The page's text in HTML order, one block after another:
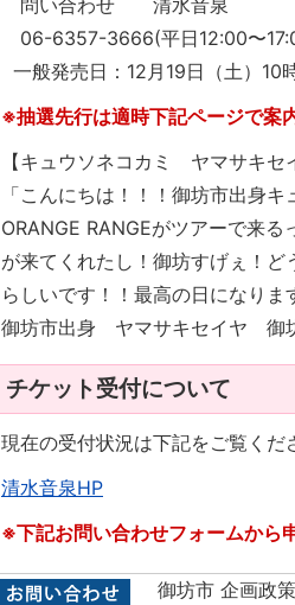
問い合わせ 清水音泉
06-6357-3666(平日12:00〜
一般発売日：12月19日（土）10
※抽選先行は適時下記ページで案
【キュウソネコカミ ヤマサキセ
「こんにちは！！！御坊市出身
ORANGE RANGEがツアーで来
が来てくれたし！御坊すげぇ！
らしいです！！最高の日になりま
御坊市出身 ヤマサキセイヤ 御
チケット受付について
現在の受付状況は下記をご覧くだ
清水音泉HP
※下記お問い合わせフォームから
御坊市 企画政